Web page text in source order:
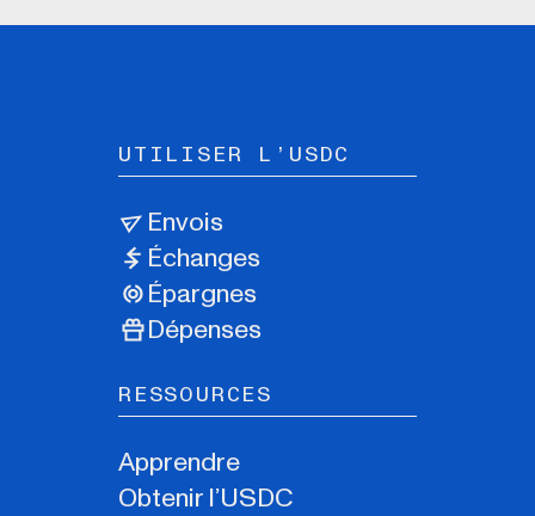
UTILISER L’USDC
Envois
Échanges
Épargnes
Dépenses
RESSOURCES
Apprendre
Obtenir l’USDC